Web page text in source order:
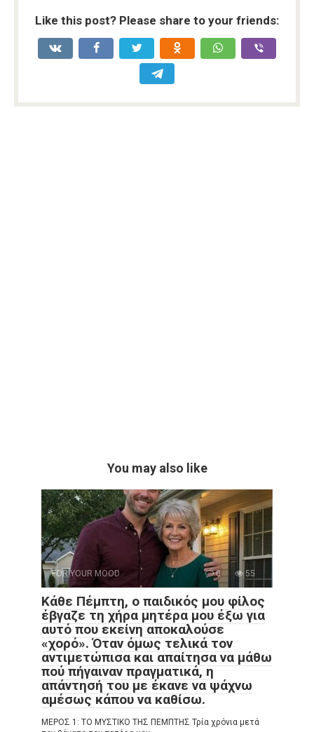
Like this post? Please share to your friends:
You may also like
FOR YOUR MOOD 0 55
Κάθε Πέμπτη, ο παιδικός μου φίλος
έβγαζε τη χήρα μητέρα μου έξω για
αυτό που εκείνη αποκαλούσε
«χορό». Όταν όμως τελικά τον
αντιμετώπισα και απαίτησα να μάθω
πού πήγαιναν πραγματικά, η
απάντησή του με έκανε να ψάχνω
αμέσως κάπου να καθίσω.
ΜΕΡΟΣ 1: ΤΟ ΜΥΣΤΙΚΟ ΤΗΣ ΠΕΜΠΤΗΣ Τρία χρόνια μετά